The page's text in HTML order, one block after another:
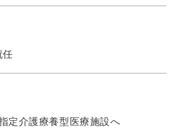
任
定介護療養型医療施設へ